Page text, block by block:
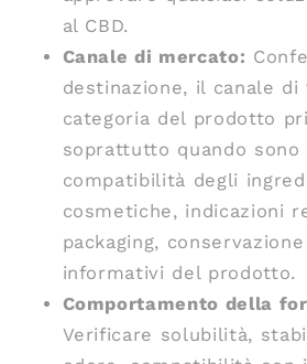
al CBD.
Canale di mercato:
destinazione, il canale di
categoria del prodotto
soprattutto quando sono
compatibilità degli
cosmetiche, indicazioni
packaging,
informativi del prodotto.
Comportamento della
Verificare solubilità,